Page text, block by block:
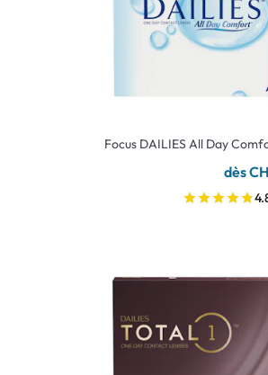
Focus DAILIES All Day
dès